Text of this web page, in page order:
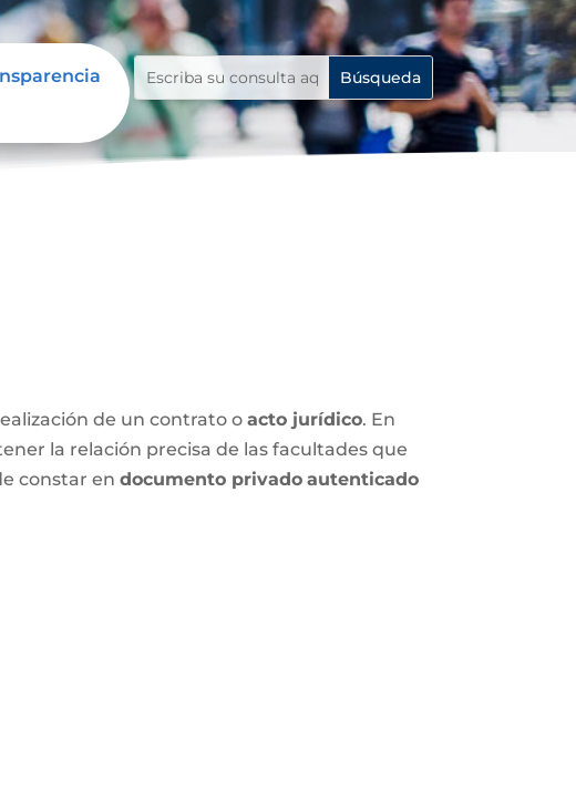
de un contrato oacto jurídico. En
la relación precisa de las facultades que
constar endocumento privado autenticado